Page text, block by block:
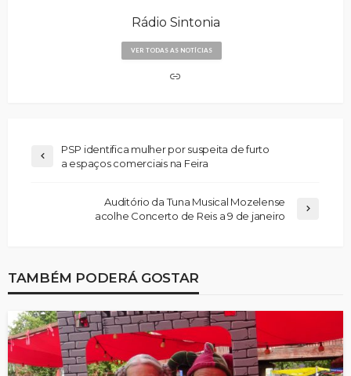
Rádio Sintonia
VER TODAS AS NOTÍCIAS
PSP identifica mulher por suspeita de furto
a espaços comerciais na Feira
Auditório da Tuna Musical Mozelense
acolhe Concerto de Reis a 9 de janeiro
TAMBÉM PODERÁ GOSTAR